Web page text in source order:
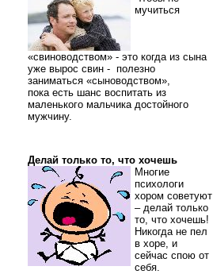
мучиться
«свиноводством» - это когда из сына
уже вырос свин - полезно
заниматься «сыноводством»,
пока есть шанс воспитать из
маленького мальчика достойного
мужчину.
Делай только то, что хочешь
Многие
психологи
хором советуют
– делай только
то, что хочешь!
Никогда не пел
в хоре, и
сейчас спою от
себя.